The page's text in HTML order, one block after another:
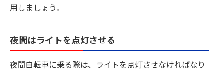
用しましょう。
夜間はライトを点灯させる
夜間自転車に乗る際は、ライトを点灯させなければなり